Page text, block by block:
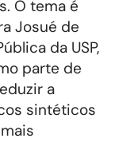
O tema é
Josué de
da USP,
parte de
a
sintéticos